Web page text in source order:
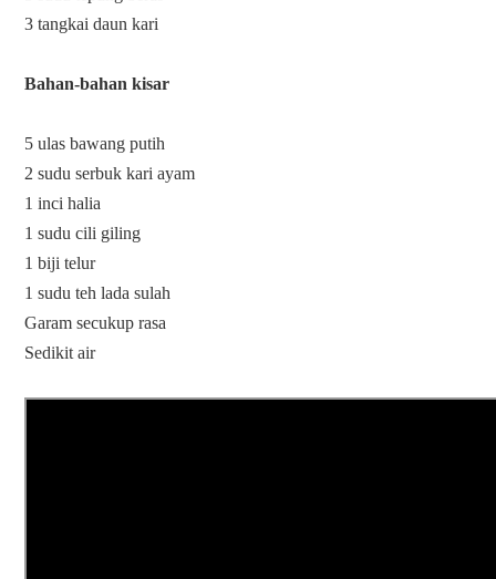
3 tangkai daun kari
Bahan-bahan kisar
5 ulas bawang putih
2 sudu serbuk kari ayam
1 inci halia
1 sudu cili giling
1 biji telur
1 sudu teh lada sulah
Garam secukup rasa